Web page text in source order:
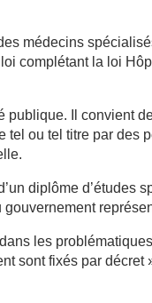
médecins
complétant la loi
publique. Il convient
tel ou tel titre par des
diplôme d’études
les
sont fixés par décret